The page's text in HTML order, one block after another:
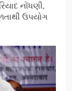
નોંધણી,
ઉપયોગ